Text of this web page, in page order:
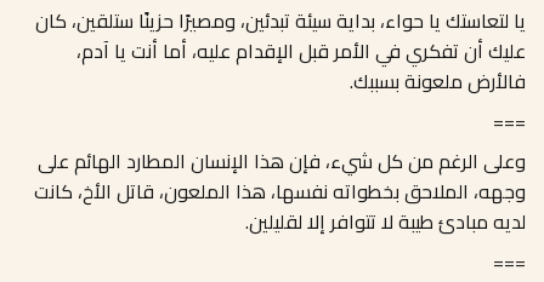
يا لتعاستك يا حواء، بداية سيئة تبدئين، ومصيرًا حزينًا ستلقين، كان
عليك أن تفكري في الأمر قبل الإقدام عليه، أما أنت يا آدم،
فالأرض ملعونة بسببك.
===
وعلى الرغم من كل شيء، فإن هذا الإنسان المطارد الهائم على
وجهه، الملاحق بخطواته نفسها، هذا الملعون، قاتل الأخ، كانت
لديه مبادئ طيبة لا تتوافر إلا لقليلين.
===